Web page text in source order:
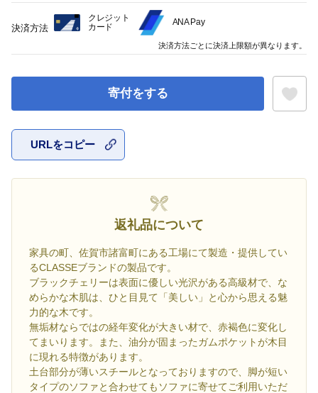
寄付をする
URLをコピー
返礼品について
家具の町、佐賀市諸富町にある工場にて製造・提供してい
るCLASSEブランドの製品です。
ブラックチェリーは表面に優しい光沢がある高級材で、な
めらかな木肌は、ひと目見て「美しい」と心から思える魅
力的な木です。
無垢材ならではの経年変化が大きい材で、赤褐色に変化し
てまいります。また、油分が固まったガムポケットが木目
に現れる特徴があります。
土台部分が薄いスチールとなっておりますので、脚が短い
タイプのソファと合わせてもソファに寄せてご利用いただ
決済方法
クレジット
カード
ANA Pay
決済方法ごとに決済上限額が異なります。